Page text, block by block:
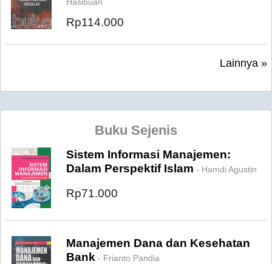
Rp114.000
Lainnya »
Buku Sejenis
Sistem Informasi Manajemen:
Dalam Perspektif Islam - Hamdi Agustin
Rp71.000
Manajemen Dana dan Kesehatan
Bank - Frianto Pandia